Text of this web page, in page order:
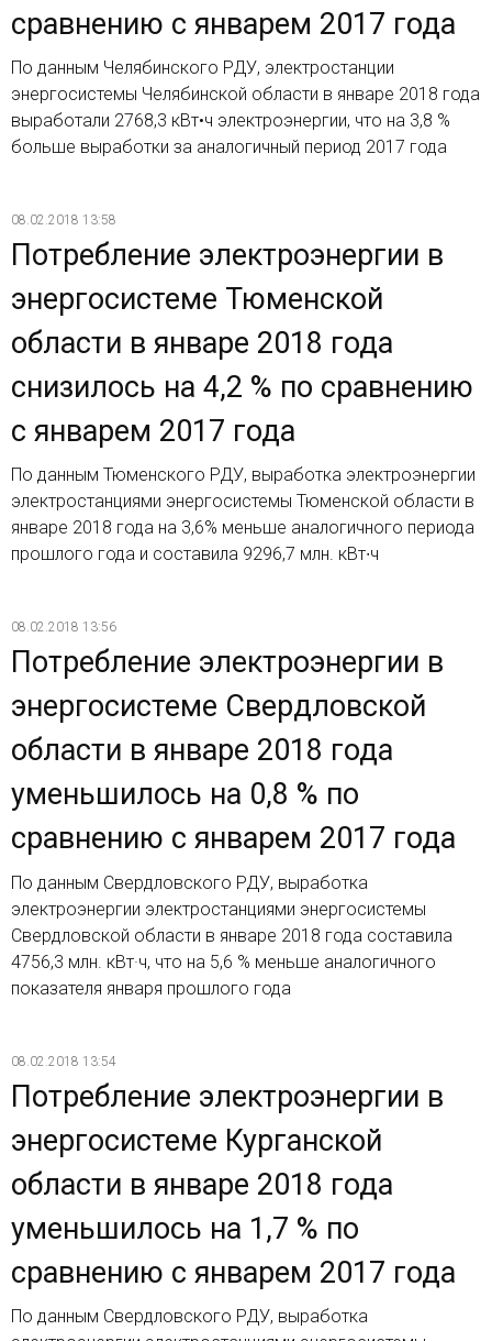
сравнению с январем 2017 года
По данным Челябинского РДУ, электростанции
энергосистемы Челябинской области в январе 2018 года
выработали 2768,3 кВт•ч электроэнергии, что на 3,8 %
больше выработки за аналогичный период 2017 года
08.02.2018 13:58
Потребление электроэнергии в
энергосистеме Тюменской
области в январе 2018 года
снизилось на 4,2 % по сравнению
с январем 2017 года
По данным Тюменского РДУ, выработка электроэнергии
электростанциями энергосистемы Тюменской области в
январе 2018 года на 3,6% меньше аналогичного периода
прошлого года и составила 9296,7 млн. кВт∙ч
08.02.2018 13:56
Потребление электроэнергии в
энергосистеме Свердловской
области в январе 2018 года
уменьшилось на 0,8 % по
сравнению с январем 2017 года
По данным Свердловского РДУ, выработка
электроэнергии электростанциями энергосистемы
Свердловской области в январе 2018 года составила
4756,3 млн. кВт·ч, что на 5,6 % меньше аналогичного
показателя января прошлого года
08.02.2018 13:54
Потребление электроэнергии в
энергосистеме Курганской
области в январе 2018 года
уменьшилось на 1,7 % по
сравнению с январем 2017 года
По данным Свердловского РДУ, выработка